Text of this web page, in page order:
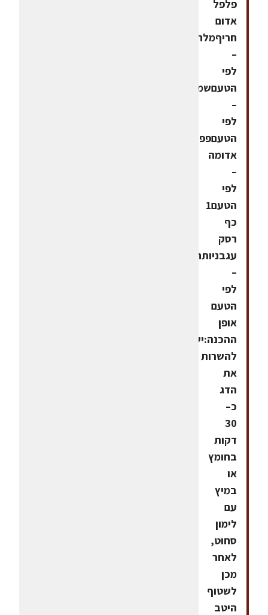
פלפל
אדום
חריףמלח
–
לפי
הטעםשמן
–
לפי
הטעםפפריקה
אדומה
–
לפי
הטעם1
כף
רסק
עגבניותחומץ
–
לפי
הטעם
אופן
ההכנה:יש
להשרות
את
הדג
כ–
30
דקות
בחומץ
או
במיץ
עם
לימון
סחוט,
לאחר
מכן
לשטוף
היטב